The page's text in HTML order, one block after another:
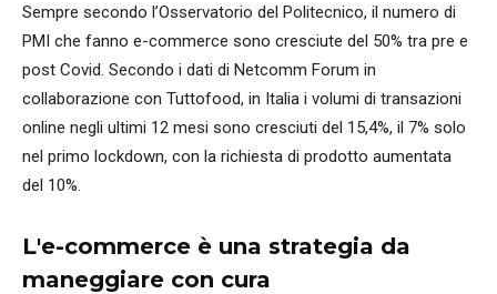
Sempre secondo l’Osservatorio del Politecnico, il numero di
PMI che fanno e-commerce sono cresciute del 50% tra pre e
post Covid. Secondo i dati di Netcomm Forum in
collaborazione con Tuttofood, in Italia i volumi di transazioni
online negli ultimi 12 mesi sono cresciuti del 15,4%, il 7% solo
nel primo lockdown, con la richiesta di prodotto aumentata
del 10%.
L'e-commerce è una strategia da
maneggiare con cura